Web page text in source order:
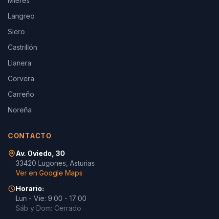
Langreo
Siero
Castrillón
Llanera
Corvera
Carreño
Noreña
CONTACTO
Av. Oviedo, 30
33420 Lugones, Asturias
Ver en Google Maps
Horario:
Lun - Vie: 9:00 - 17:00
Sáb y Dom: Cerrado